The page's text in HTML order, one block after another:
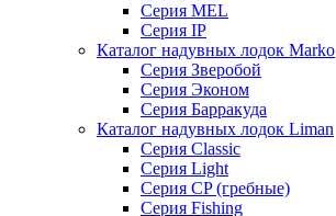
Серия MEL
Серия IP
Каталог надувных лодок Marko
Серия Зверобой
Серия Эконом
Серия Барракуда
Каталог надувных лодок Liman
Серия Classic
Серия Light
Серия CP (гребные)
Серия Fishing